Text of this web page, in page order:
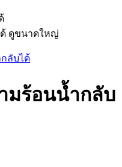
ดูขนาดใหญ่
มร้อนน้ำกลับ